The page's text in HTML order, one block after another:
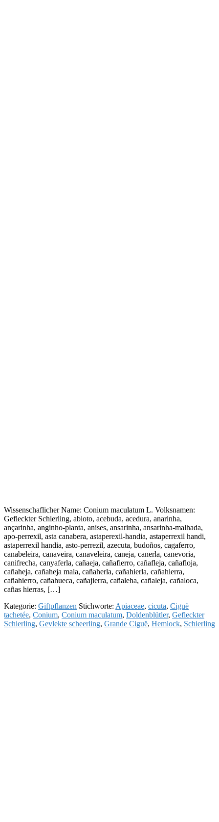
Wissenschaflicher Name: Conium maculatum L. Volksnamen:
Gefleckter Schierling, abioto, acebuda, acedura, anarinha,
ançarinha, anginho-planta, anises, ansarinha, ansarinha-malhada,
apo-perrexil, asta canabera, astaperexil-handia, astaperrexil handi,
astaperrexil handia, asto-perrezil, azecuta, budoños, cagaferro,
canabeleira, canaveira, canaveleira, caneja, canerla, canevoria,
canifrecha, canyaferla, cañaeja, cañafierro, cañafleja, cañafloja,
cañaheja, cañaheja mala, cañaherla, cañahierla, cañahierra,
cañahierro, cañahueca, cañajierra, cañaleha, cañaleja, cañaloca,
cañas hierras, […]
Kategorie: Giftpflanzen Stichworte: Apiaceae, cicuta, Ciguë
tachetée, Conium, Conium maculatum, Doldenblütler, Gefleckter
Schierling, Gevlekte scheerling, Grande Ciguë, Hemlock, Schierling